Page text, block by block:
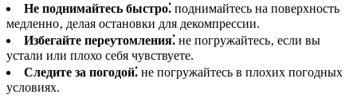
Не поднимайтесь быстро⁚ поднимайтесь на поверхность
медленно‚ делая остановки для декомпрессии.
Избегайте переутомления⁚ не погружайтесь‚ если вы
устали или плохо себя чувствуете.
Следите за погодой⁚ не погружайтесь в плохих погодных
условиях.